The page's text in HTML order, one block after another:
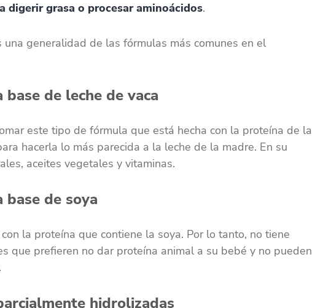
digerir grasa o procesar aminoácidos.
generalidad de las fórmulas más comunes en el
de leche de vaca
este tipo de fórmula que está hecha con la proteína de la
hacerla lo más parecida a la leche de la madre. En su
aceites vegetales y vitaminas.
base de soya
la proteína que contiene la soya. Por lo tanto, no tiene
que prefieren no dar proteína animal a su bebé y no pueden
hidrolizadas